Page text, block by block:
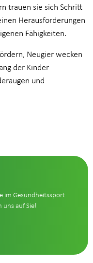
trauen sie sich Schritt
Herausforderungen
Fähigkeiten.
Neugier wecken
der Kinder
und
im Gesundheitssport
uns auf Sie!